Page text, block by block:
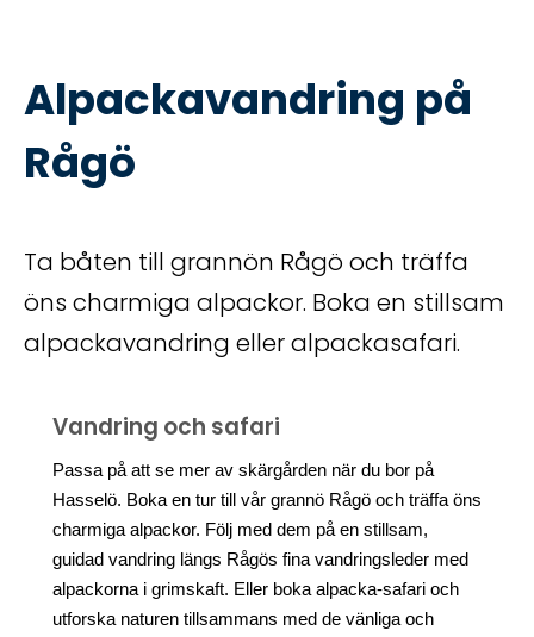
Alpackavandring på
Rågö
Ta båten till grannön Rågö och träffa
öns charmiga alpackor. Boka en stillsam
alpackavandring eller alpackasafari.
Vandring och safari
Passa på att se mer av skärgården när du bor på
Hasselö. Boka en tur till vår grannö Rågö och träffa öns
charmiga alpackor. Följ med dem på en stillsam,
guidad vandring längs Rågös fina vandringsleder med
alpackorna i grimskaft. Eller boka alpacka-safari och
utforska naturen tillsammans med de vänliga och